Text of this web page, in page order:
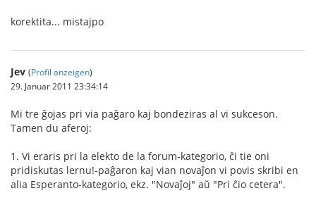
korektita... mistajpo
Jev (Profil anzeigen)
29. Januar 2011 23:34:14
Mi tre ĝojas pri via paĝaro kaj bondeziras al vi sukceson.
Tamen du aferoj:
1. Vi eraris pri la elekto de la forum-kategorio, ĉi tie oni
pridiskutas lernu!-paĝaron kaj vian novaĵon vi povis skribi en
alia Esperanto-kategorio, ekz. "Novaĵoj" aŭ "Pri ĉio cetera".